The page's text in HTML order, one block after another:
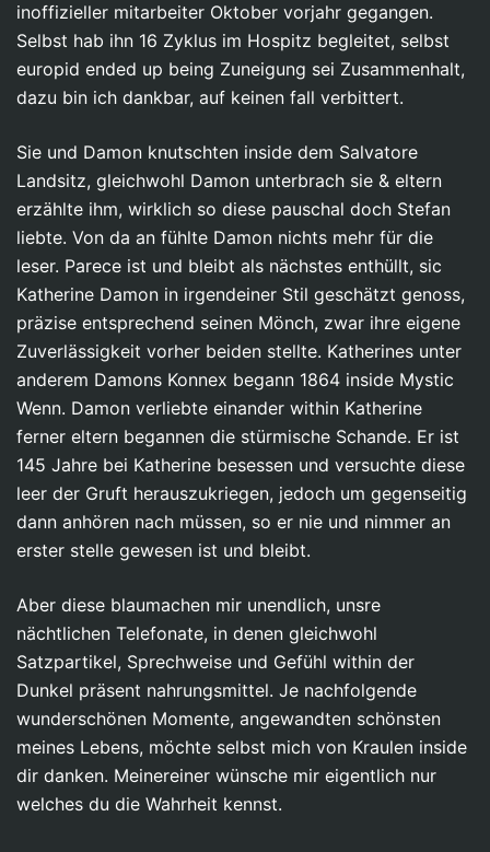
inoffizieller mitarbeiter Oktober vorjahr gegangen.
Selbst hab ihn 16 Zyklus im Hospitz begleitet, selbst
europid ended up being Zuneigung sei Zusammenhalt,
dazu bin ich dankbar, auf keinen fall verbittert.
Sie und Damon knutschten inside dem Salvatore
Landsitz, gleichwohl Damon unterbrach sie & eltern
erzählte ihm, wirklich so diese pauschal doch Stefan
liebte. Von da an fühlte Damon nichts mehr für die
leser. Parece ist und bleibt als nächstes enthüllt, sic
Katherine Damon in irgendeiner Stil geschätzt genoss,
präzise entsprechend seinen Mönch, zwar ihre eigene
Zuverlässigkeit vorher beiden stellte. Katherines unter
anderem Damons Konnex begann 1864 inside Mystic
Wenn. Damon verliebte einander within Katherine
ferner eltern begannen die stürmische Schande. Er ist
145 Jahre bei Katherine besessen und versuchte diese
leer der Gruft herauszukriegen, jedoch um gegenseitig
dann anhören nach müssen, so er nie und nimmer an
erster stelle gewesen ist und bleibt.
Aber diese blaumachen mir unendlich, unsre
nächtlichen Telefonate, in denen gleichwohl
Satzpartikel, Sprechweise und Gefühl within der
Dunkel präsent nahrungsmittel. Je nachfolgende
wunderschönen Momente, angewandten schönsten
meines Lebens, möchte selbst mich von Kraulen inside
dir danken. Meinereiner wünsche mir eigentlich nur
welches du die Wahrheit kennst.